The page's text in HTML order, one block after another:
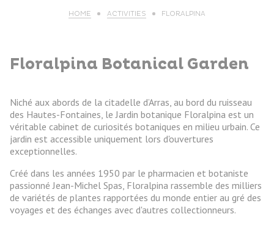
HOME ACTIVITIES FLORALPINA
Floralpina Botanical Garden
Niché aux abords de la citadelle d’Arras, au bord du ruisseau
des Hautes-Fontaines, le Jardin botanique Floralpina est un
véritable cabinet de curiosités botaniques en milieu urbain. Ce
jardin est accessible uniquement lors d'ouvertures
exceptionnelles.
Créé dans les années 1950 par le pharmacien et botaniste
passionné Jean-Michel Spas, Floralpina rassemble des milliers
de variétés de plantes rapportées du monde entier au gré des
voyages et des échanges avec d'autres collectionneurs.